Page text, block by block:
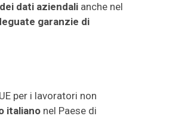
dati aziendali anche nel
garanzie di
per i lavoratori non
italiano nel Paese di